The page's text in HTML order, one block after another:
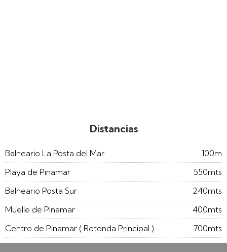
Distancias
Balneario La Posta del Mar
100m
Playa de Pinamar
550mts
Balneario Posta Sur
240mts
Muelle de Pinamar
400mts
Centro de Pinamar ( Rotonda Principal )
700mts